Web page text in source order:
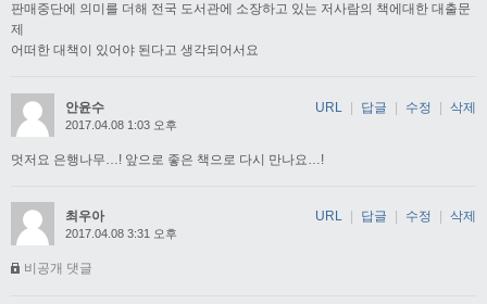
판매중단에 의미를 더해 전국 도서관에 소장하고 있는 저사람의 책에대한 대출문
제
어떠한 대책이 있어야 된다고 생각되어서요
안윤수
2017.04.08 1:03 오후
멋저요 은행나무…! 앞으로 좋은 책으로 다시 만나요…!
URL | 답글 | 수정 | 삭제
최우아
2017.04.08 3:31 오후
비공개 댓글
URL 답글 수정 삭제